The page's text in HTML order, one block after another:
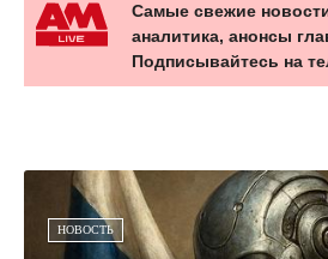
Самые свежие
аналитика, анонсы
Подписывайтесь на
НОВОСТЬ